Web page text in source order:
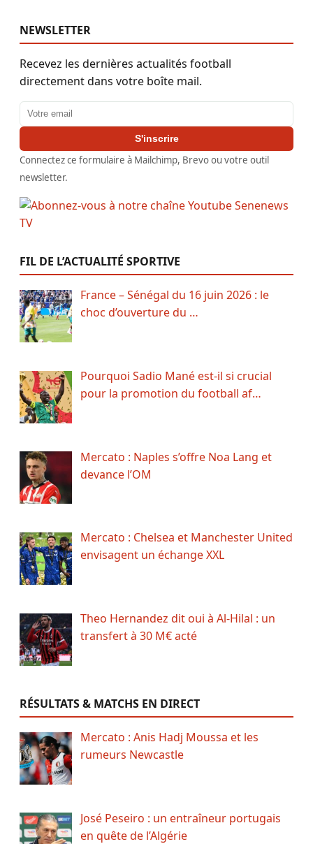
NEWSLETTER
Recevez les dernières actualités football
directement dans votre boîte mail.
Adresse email
S'inscrire
Connectez ce formulaire à Mailchimp, Brevo ou votre outil
newsletter.
FIL DE L’ACTUALITÉ SPORTIVE
France – Sénégal du 16 juin 2026 : le
choc d’ouverture du …
Pourquoi Sadio Mané est-il si crucial
pour la promotion du football af…
Mercato : Naples s’offre Noa Lang et
devance l’OM
Mercato : Chelsea et Manchester United
envisagent un échange XXL
Theo Hernandez dit oui à Al-Hilal : un
transfert à 30 M€ acté
RÉSULTATS & MATCHS EN DIRECT
Mercato : Anis Hadj Moussa et les
rumeurs Newcastle
José Peseiro : un entraîneur portugais
en quête de l’Algérie